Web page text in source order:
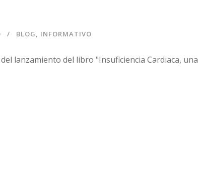
BLOG, INFORMATIVO
lanzamiento del libro "Insuficiencia Cardiaca, una